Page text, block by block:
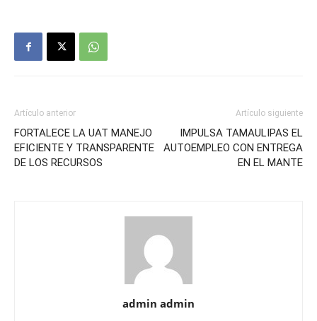
Artículo anterior
FORTALECE LA UAT MANEJO
EFICIENTE Y TRANSPARENTE
DE LOS RECURSOS
Artículo siguiente
IMPULSA TAMAULIPAS EL
AUTOEMPLEO CON ENTREGA
EN EL MANTE
admin admin